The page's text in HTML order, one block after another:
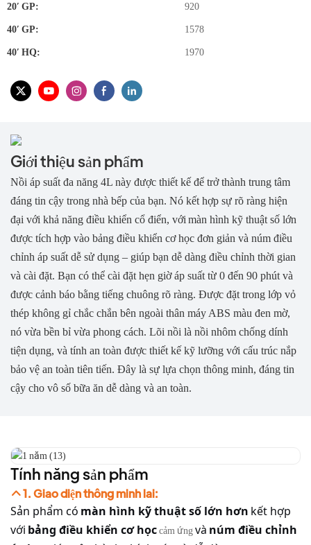
20′ GP: 920
40′ GP: 1578
40′ HQ: 1970
Giới thiệu sản phẩm
Nồi áp suất đa năng 4L này được thiết kế để trở thành trung tâm
đáng tin cậy trong nhà bếp của bạn. Nó kết hợp sự rõ ràng hiện
đại với khả năng điều khiển cổ điển, với màn hình kỹ thuật số lớn
được tích hợp vào bảng điều khiển cơ học đơn giản và núm điều
chỉnh áp suất dễ sử dụng – giúp bạn dễ dàng điều chỉnh thời gian
và cài đặt. Bạn có thể cài đặt hẹn giờ áp suất từ ​​0 đến 90 phút và
được cảnh báo bằng tiếng chuông rõ ràng. Được đặt trong lớp vỏ
thép không gỉ chắc chắn bên ngoài thân máy ABS màu đen mờ,
nó vừa bền bỉ vừa phong cách. Lõi nồi là nồi nhôm chống dính
tiện dụng, và tính an toàn được thiết kế kỹ lưỡng với cấu trúc nắp
bảo vệ an toàn tiên tiến. Đây là sự lựa chọn thông minh, đáng tin
cậy cho vô số bữa ăn dễ dàng và an toàn.
Tính năng sản phẩm
1. Giao diện thông minh lai:
Sản phẩm có màn hình kỹ thuật số lớn hơn kết hợp
với bảng điều khiển cơ họccảm ứngvà núm điều chỉnh